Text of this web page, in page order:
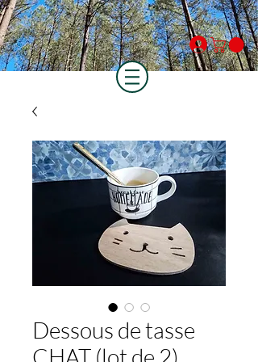
Se
Dessous de tasse
CHAT (lot de 2)